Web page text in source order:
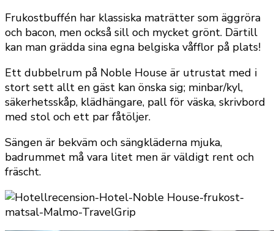
Frukostbuffén har klassiska maträtter som äggröra
och bacon, men också sill och mycket grönt. Därtill
kan man grädda sina egna belgiska våfflor på plats!
Ett dubbelrum på Noble House är utrustat med i
stort sett allt en gäst kan önska sig; minbar/kyl,
säkerhetsskåp, klädhängare, pall för väska, skrivbord
med stol och ett par fåtöljer.
Sängen är bekväm och sängkläderna mjuka,
badrummet må vara litet men är väldigt rent och
fräscht.